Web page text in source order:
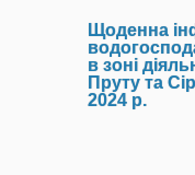
Щоденна
в зоні
Пруту та
2024 р.